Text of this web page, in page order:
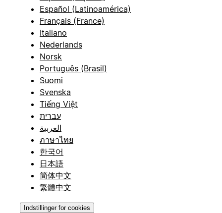
Español (Latinoamérica)
Français (France)
Italiano
Nederlands
Norsk
Português (Brasil)
Suomi
Svenska
Tiếng Việt
עברית
العربية
ภาษาไทย
한국어
日本語
简体中文
繁體中文
Indstillinger for cookies